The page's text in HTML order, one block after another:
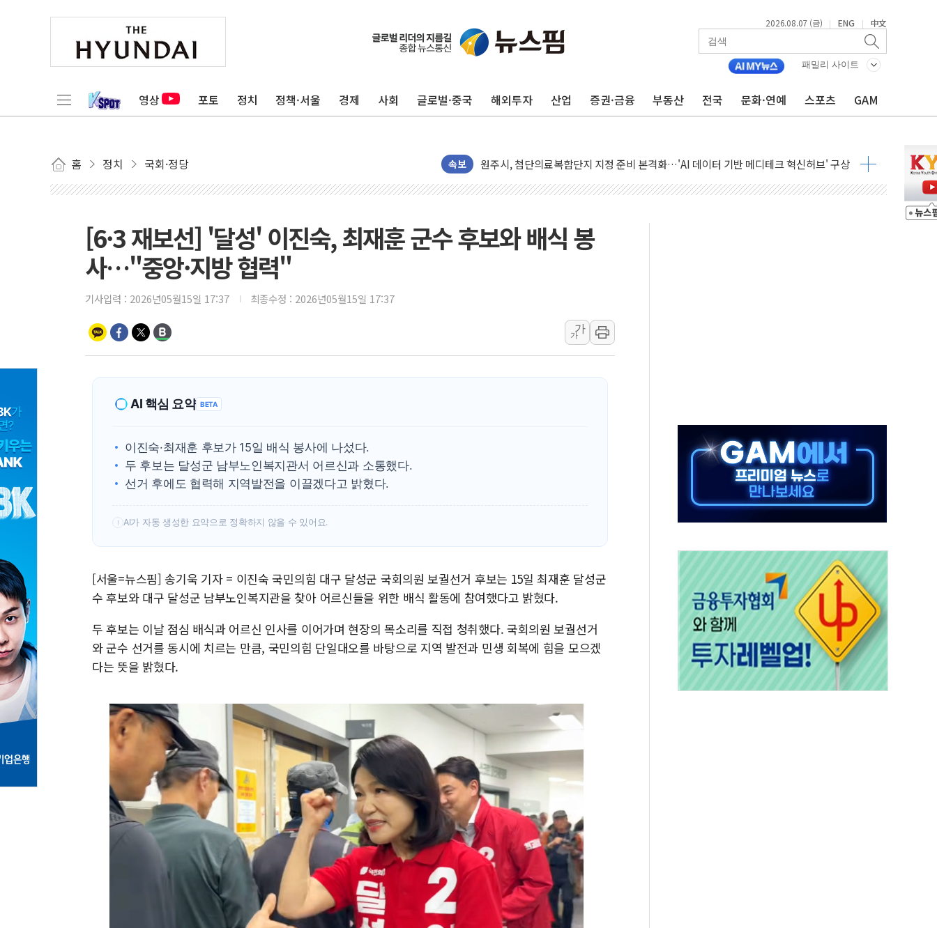
2026.08.07 (금) | ENG | 中文
패밀리 사이트
영상 포토 정치 정책·서울 경제 사회 글로벌·중국 해외투자 산업 증권·금융 부동산 전국 문화·연예 스포츠 GAM
홈 정치 국회·정당 속보
KTis, 02-114로 카카오 T 택시 호출 서비스
삼척시, 무건리 이끼폭포 생태탐방로 출입 통제
전남광주 화정역 인근 도로 4중 추돌…1명 심정지·5명 부상
'해병 순직 책임' 임성근 전 사단장 항소심도 징역 3년
민병덕 "오늘 67개 점포 영업 재개...장바구니에 홈플러스 담아달라" 호소
하나금융이 쏘아 올린 CIFO, 금융지주 포용금융 조직개편 신호탄
코스피·코스닥 오전 동반 하락…내린 종목이 두 배 넘어
"최대 2시간 앞서 침수 예측"…건설연, AI 위험기상 기술 개발
유니슨 "국내생산세액공제·인증제도 개선 수혜 기대"
창호 교체하다 난간 무너져…대전서 50대 일용직 추락 사망
장동혁 "규제와 대출 풀고 재개발·재건축 촉진하는 것이 부동산 정상화"
[6·3 재보선] '달성' 이진숙, 최재훈 군수 후보와 배식 봉
사…"중앙·지방 협력"
기사입력 : 2026년05월15일 17:37 최종수정 : 2026년05월15일 17:37
가
가
AI 핵심 요약 BETA
이진숙·최재훈 후보가 15일 배식 봉사에 나섰다.
두 후보는 달성군 남부노인복지관서 어르신과 소통했다.
선거 후에도 협력해 지역발전을 이끌겠다고 밝혔다.
! AI가 자동 생성한 요약으로 정확하지 않을 수 있어요.
[서울=뉴스핌] 송기욱 기자 = 이진숙 국민의힘 대구 달성군 국회의원 보궐선거 후보는 15일 최재훈 달성군
수 후보와 대구 달성군 남부노인복지관을 찾아 어르신들을 위한 배식 활동에 참여했다고 밝혔다.
두 후보는 이날 점심 배식과 어르신 인사를 이어가며 현장의 목소리를 직접 청취했다. 국회의원 보궐선거
와 군수 선거를 동시에 치르는 만큼, 국민의힘 단일대오를 바탕으로 지역 발전과 민생 회복에 힘을 모으겠
다는 뜻을 밝혔다.